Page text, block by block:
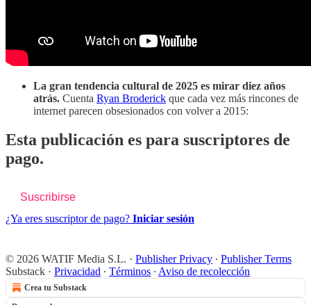
La gran tendencia cultural de 2025 es mirar diez años
atrás. Cuenta Ryan Broderick que cada vez más rincones de
internet parecen obsesionados con volver a 2015:
Esta publicación es para suscriptores de
pago.
Suscribirse
¿Ya eres suscriptor de pago? Iniciar sesión
© 2026 WATIF Media S.L. · Publisher Privacy ∙ Publisher Terms
Substack · Privacidad ∙ Términos ∙ Aviso de recolección
Crea tu Substack